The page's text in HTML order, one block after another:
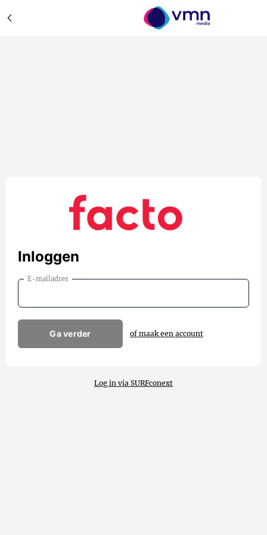
Inloggen
E-mailadres
Ga verder of maak een account
Log in via SURFconext